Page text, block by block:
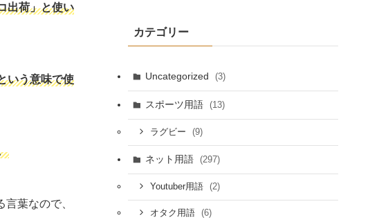
出荷」と使い
いう意味で使
葉なので、
カテゴリー
Uncategorized (3)
スポーツ用語 (13)
ラグビー (9)
ネット用語 (297)
Youtuber用語 (2)
オタク用語 (6)